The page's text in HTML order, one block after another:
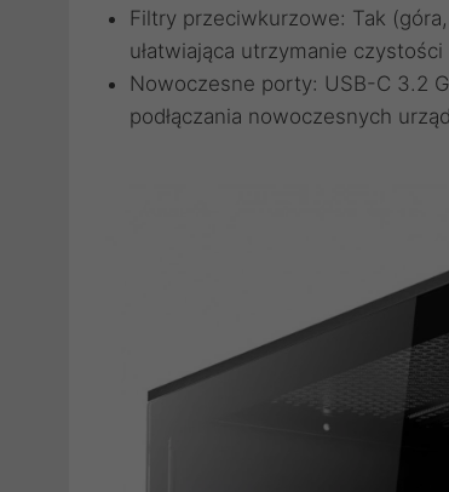
Filtry przeciwkurzowe: Tak
ułatwiająca utrzymanie
Nowoczesne porty: USB-C 3.2
podłączania nowoczesnych